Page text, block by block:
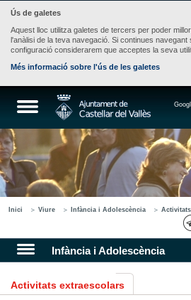
Ús de galetes
Aquest lloc utilitza galetes de tercers per poder
l'anàlisi de la teva navegació. Si continues
configuració considerarem que acceptes la seva
Més informació sobre l'ús de les galetes
Inici Viure Infància i Adolescència
Infància i Adolescència
Activitats extraescolars